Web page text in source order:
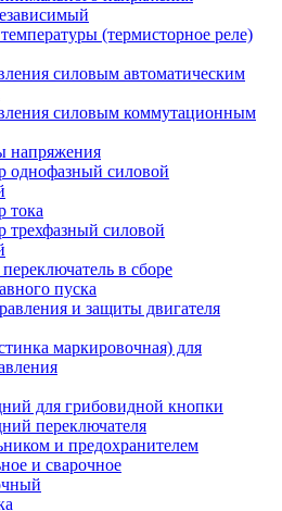
(термисторное реле)
силовым автоматическим
силовым коммутационным
напряжения
однофазный силовой
тока
трехфазный силовой
в сборе
пуска
и защиты двигателя
маркировочная) для
для грибовидной кнопки
переключателя
и предохранителем
и сварочное